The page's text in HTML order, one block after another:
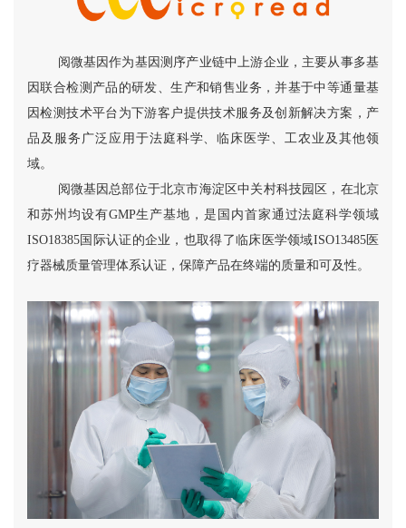
阅微基因作为基因测序产业链中上游企业，主要从事多基
因联合检测产品的研发、生产和销售业务，并基于中等通量基
因检测技术平台为下游客户提供技术服务及创新解决方案，产
品及服务广泛应用于法庭科学、临床医学、工农业及其他领
域。
阅微基因总部位于北京市海淀区中关村科技园区，在北京
和苏州均设有GMP生产基地，是国内首家通过法庭科学领域
ISO18385国际认证的企业，也取得了临床医学领域ISO13485医
疗器械质量管理体系认证，保障产品在终端的质量和可及性。